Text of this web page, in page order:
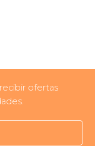
ofertas